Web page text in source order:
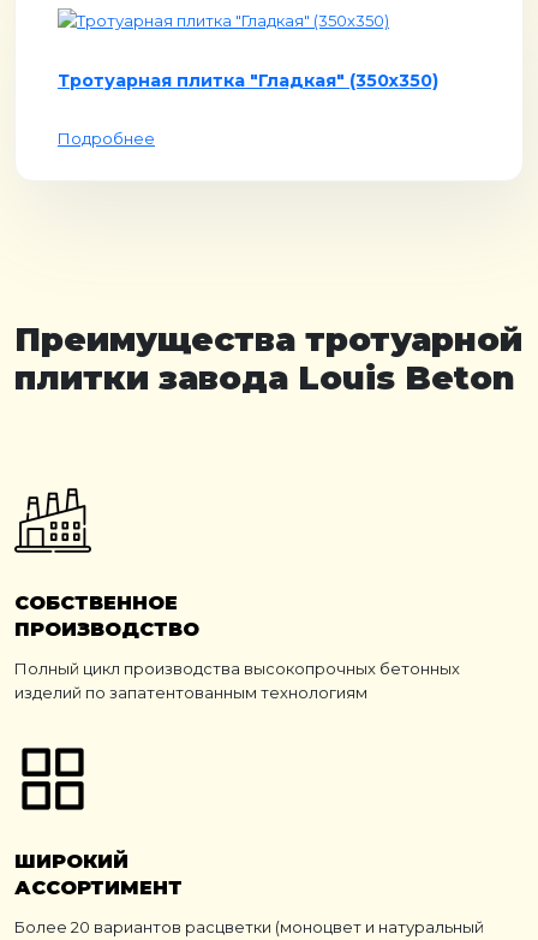
Тротуарная плитка "Гладкая" (350х350)
Подробнее
Преимущества тротуарной
плитки завода Louis Beton
СОБСТВЕННОЕ
ПРОИЗВОДСТВО
Полный цикл производства высокопрочных бетонных
изделий по запатентованным технологиям
ШИРОКИЙ
АССОРТИМЕНТ
Более 20 вариантов расцветки (моноцвет и натуральный